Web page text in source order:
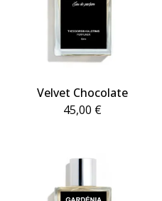
Velvet Chocolate
45,00 €